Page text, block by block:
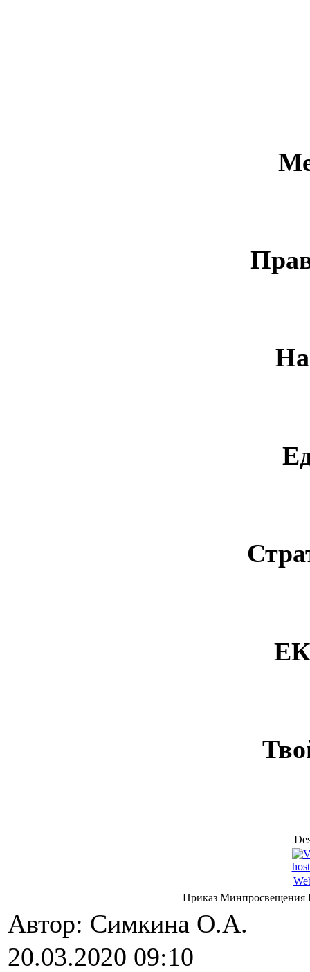
Приказ Минпросвещения
Автор: Симкина О.А.
20.03.2020 09:10